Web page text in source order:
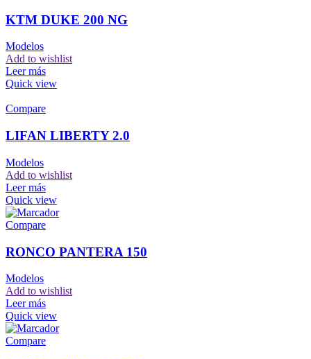
KTM DUKE 200 NG
Modelos
Add to wishlist
Leer más
Quick view
Compare
LIFAN LIBERTY 2.0
Modelos
Add to wishlist
Leer más
Quick view
Compare
RONCO PANTERA 150
Modelos
Add to wishlist
Leer más
Quick view
Compare